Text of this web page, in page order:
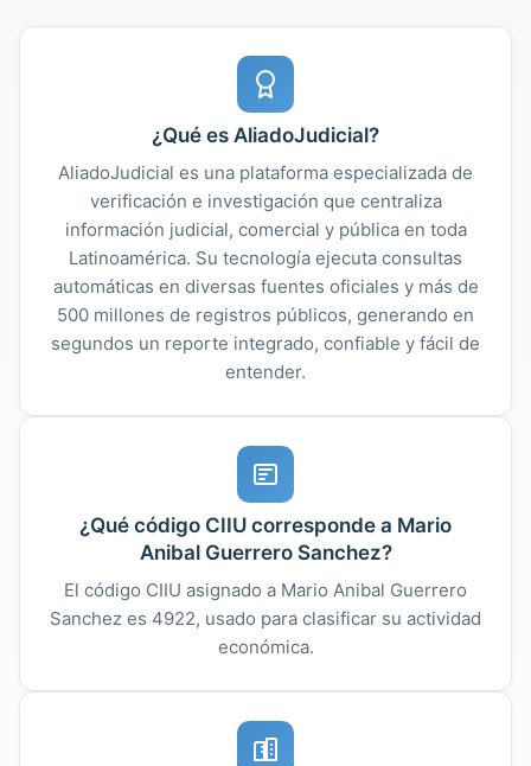
¿Qué es AliadoJudicial?
AliadoJudicial es una plataforma especializada de
verificación e investigación que centraliza
información judicial, comercial y pública en toda
Latinoamérica. Su tecnología ejecuta consultas
automáticas en diversas fuentes oficiales y más de
500 millones de registros públicos, generando en
segundos un reporte integrado, confiable y fácil de
entender.
¿Qué código CIIU corresponde a Mario
Anibal Guerrero Sanchez?
El código CIIU asignado a Mario Anibal Guerrero
Sanchez es 4922, usado para clasificar su actividad
económica.